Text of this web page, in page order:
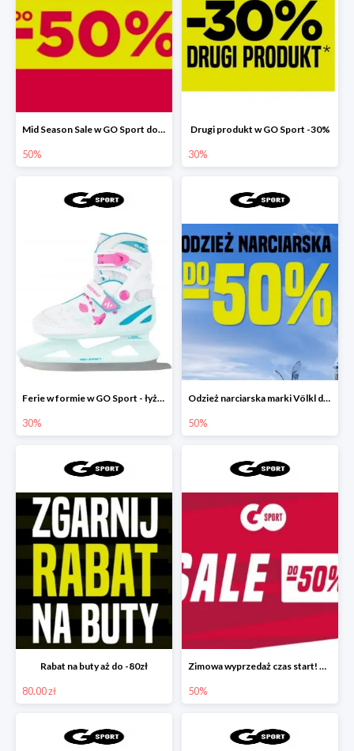
Mid Season Sale w GO Sport do -50%
50%
Drugi produkt w GO Sport -30%
30%
Ferie w formie w GO Sport - łyżwy do -30%
30%
Odzież narciarska marki Völkl do -50%
50%
Rabat na buty aż do -80zł
80.00 zł
Zimowa wyprzedaż czas start! 🛒❄
50%